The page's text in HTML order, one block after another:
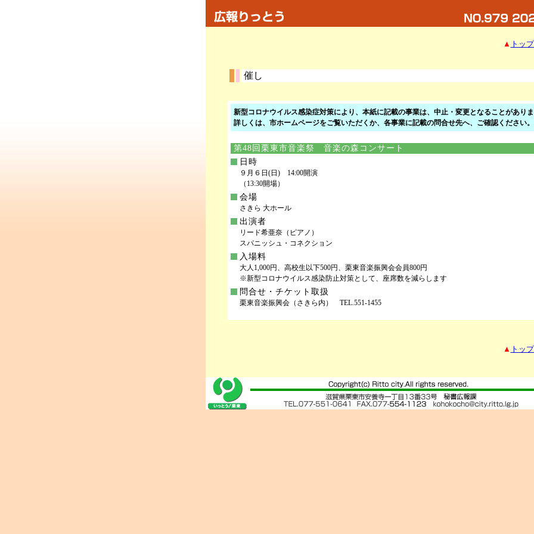
▲ トッ
催し
新型コロナウイルス感染症対策により、本紙に記載の事業は、中止・変更となることがありま
詳しくは、市ホームページをご覧いただくか、各事業に記載の問合せ先へ、ご確認ください。
第48回栗東市音楽祭 音楽の森コンサート
日時
９月６日(日) 14:00開演
（13:30開場）
会場
さきら 大ホール
出演者
リード希亜奈（ピアノ）
スパニッシュ・コネクション
入場料
大人1,000円、高校生以下500円、栗東音楽振興会会員800円
※新型コロナウイルス感染防止対策として、座席数を減らします
問合せ・チケット取扱
栗東音楽振興会（さきら内） TEL.551-1455
▲ トッ